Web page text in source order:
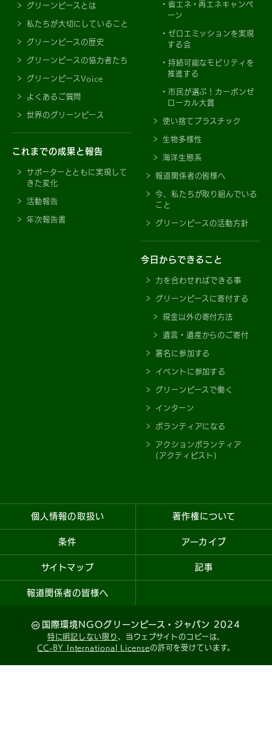
グリーンピースとは
私たちが大切にしていること
グリーンピースの歴史
グリーンピースの協力者たち
グリーンピースVoice
よくあるご質問
世界のグリーンピース
これまでの成果と報告
サポーターとともに実現して
きた変化
活動報告
年次報告書
省エネ・再エネキャンペ
ーン
ゼロエミッションを実現
する会
持続可能なモビリティを
推進する
市民が選ぶ！カーボンゼ
ローカル大賞
使い捨てプラスチック
生物多様性
海洋生態系
報道関係者の皆様へ
今、私たちが取り組んでいる
こと
グリーンピースの活動方針
今日からできること
力を合わせればできる事
グリーンピースに寄付する
現金以外の寄付方法
遺言・遺産からのご寄付
署名に参加する
イベントに参加する
グリーンピースで働く
インターン
ボランティアになる
アクションボランティア
(アクティビスト)
個人情報の取扱い 著作権について
条件 アーカイブ
サイトマップ 記事
報道関係者の皆様へ
国際環境NGOグリーンピース・ジャパン 2024
特に明記しない限り 、当ウェブサイトのコピーは、
CC-BY International Licenseの許可を受けています。